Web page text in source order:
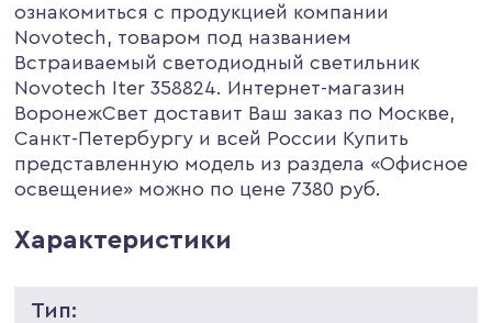
ознакомиться с продукцией компании
Novotech, товаром под названием
Встраиваемый светодиодный светильник
Novotech Iter 358824. Интернет-магазин
ВоронежСвет доставит Ваш заказ по Москве,
Санкт-Петербургу и всей России Купить
представленную модель из раздела «Офисное
освещение» можно по цене 7380 руб.
Характеристики
Тип: